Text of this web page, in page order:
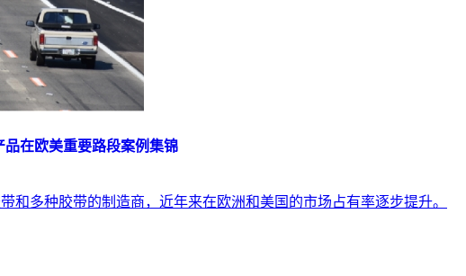
在欧美重要路段案例集锦
和多种胶带的制造商，近年来在欧洲和美国的市场占有率逐步提升。